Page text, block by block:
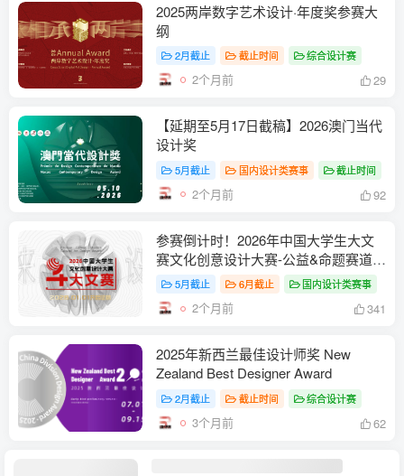
2025两岸数字艺术设计·年度奖参赛大
纲
2月截止 截止时间 综合设计赛
2个月前 29
【延期至5月17日截稿】2026澳门当代
设计奖
5月截止 国内设计类赛事 截止时间
2个月前 92
参赛倒计时！2026年中国大学生大文
赛文化创意设计大赛-公益&命题赛道-
大文赛
5月截止 6月截止 国内设计类赛事
2个月前 341
2025年新西兰最佳设计师奖 New
Zealand Best Designer Award
2月截止 截止时间 综合设计赛
3个月前 62